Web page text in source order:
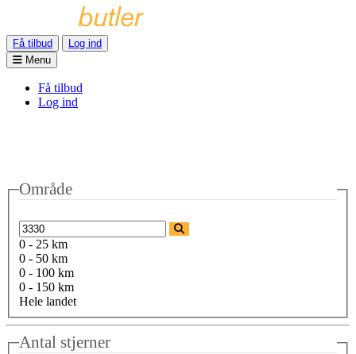
Få tilbud
Log ind
Menu
Få tilbud
Log ind
Område
0 - 25 km
0 - 50 km
0 - 100 km
0 - 150 km
Hele landet
Antal stjerner